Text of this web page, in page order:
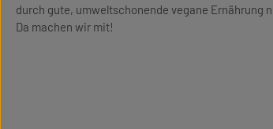
durch gute, umweltschonende vegane Ernährung
Da machen wir mit!